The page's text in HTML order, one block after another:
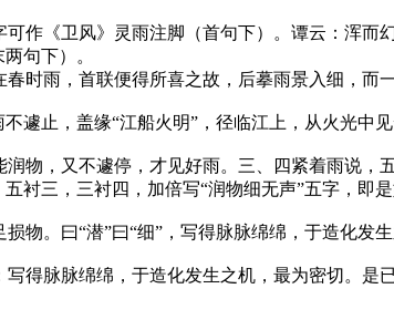
作《卫风》灵雨注脚（首句下）。谭云：浑
句下）。
时雨，首联便得所喜之故，后摹雨景入细，而
遽止，盖缘“江船火明”，径临江上，从火光
物，又不遽停，才见好雨。三、四紧着雨说
衬三，三衬四，加倍写“润物细无声”五字，即是
物。曰“潜”曰“细”，写得脉脉绵绵，于造化发
得脉脉绵绵，于造化发生之机，最为密切。